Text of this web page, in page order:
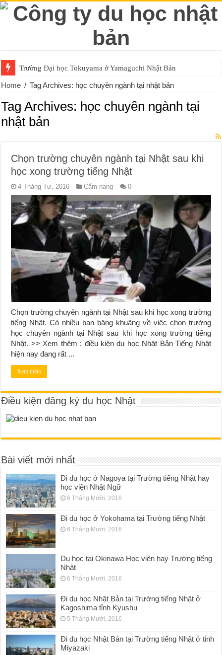
Trường Đại học Tokuyama ở Yamaguchi Nhật Bản
Home / Tag Archives: học chuyên ngành tại nhật bản
Tag Archives: học chuyên ngành tại
nhật bản
Chọn trường chuyên ngành tại Nhật sau khi
học xong trường tiếng Nhật
4 Tháng Tư, 2016 Cẩm nang 0
Chọn trường chuyên ngành tại Nhật sau khi học xong trường
tiếng Nhật. Có nhiều bạn bâng khuâng về việc chọn trường
học chuyên ngành tại Nhật sau khi học xong trường tiếng
Nhật. >> Xem thêm : điều kiện du học Nhật Bản Tiếng Nhật
hiện nay đang rất ...
Xem thêm
Điều kiện đăng ký du học Nhật
Bài viết mới nhất
Đi du học ở Nagoya tại Trường tiếng Nhật hay
học viện Nhật Ngữ
6 Tháng Mười, 2016
Đi du học ở Yokohama tại Trường tiếng Nhật
6 Tháng Mười, 2016
Du học tại Okinawa Học viện hay Trường tiếng
Nhật
6 Tháng Mười, 2016
Đi du học Nhật Bản tại Trường tiếng Nhật ở
Kagoshima tỉnh Kyushu
5 Tháng Mười, 2016
Đi du học Nhật Bản tại Trường tiếng Nhật ở tỉnh
Miyazaki